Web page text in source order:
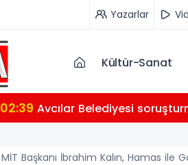
Yazarlar
Kültür-Sanat
02:39 Avcılar Belediyesi
MİT Başkanı İbrahim Kalın, Hamas ile